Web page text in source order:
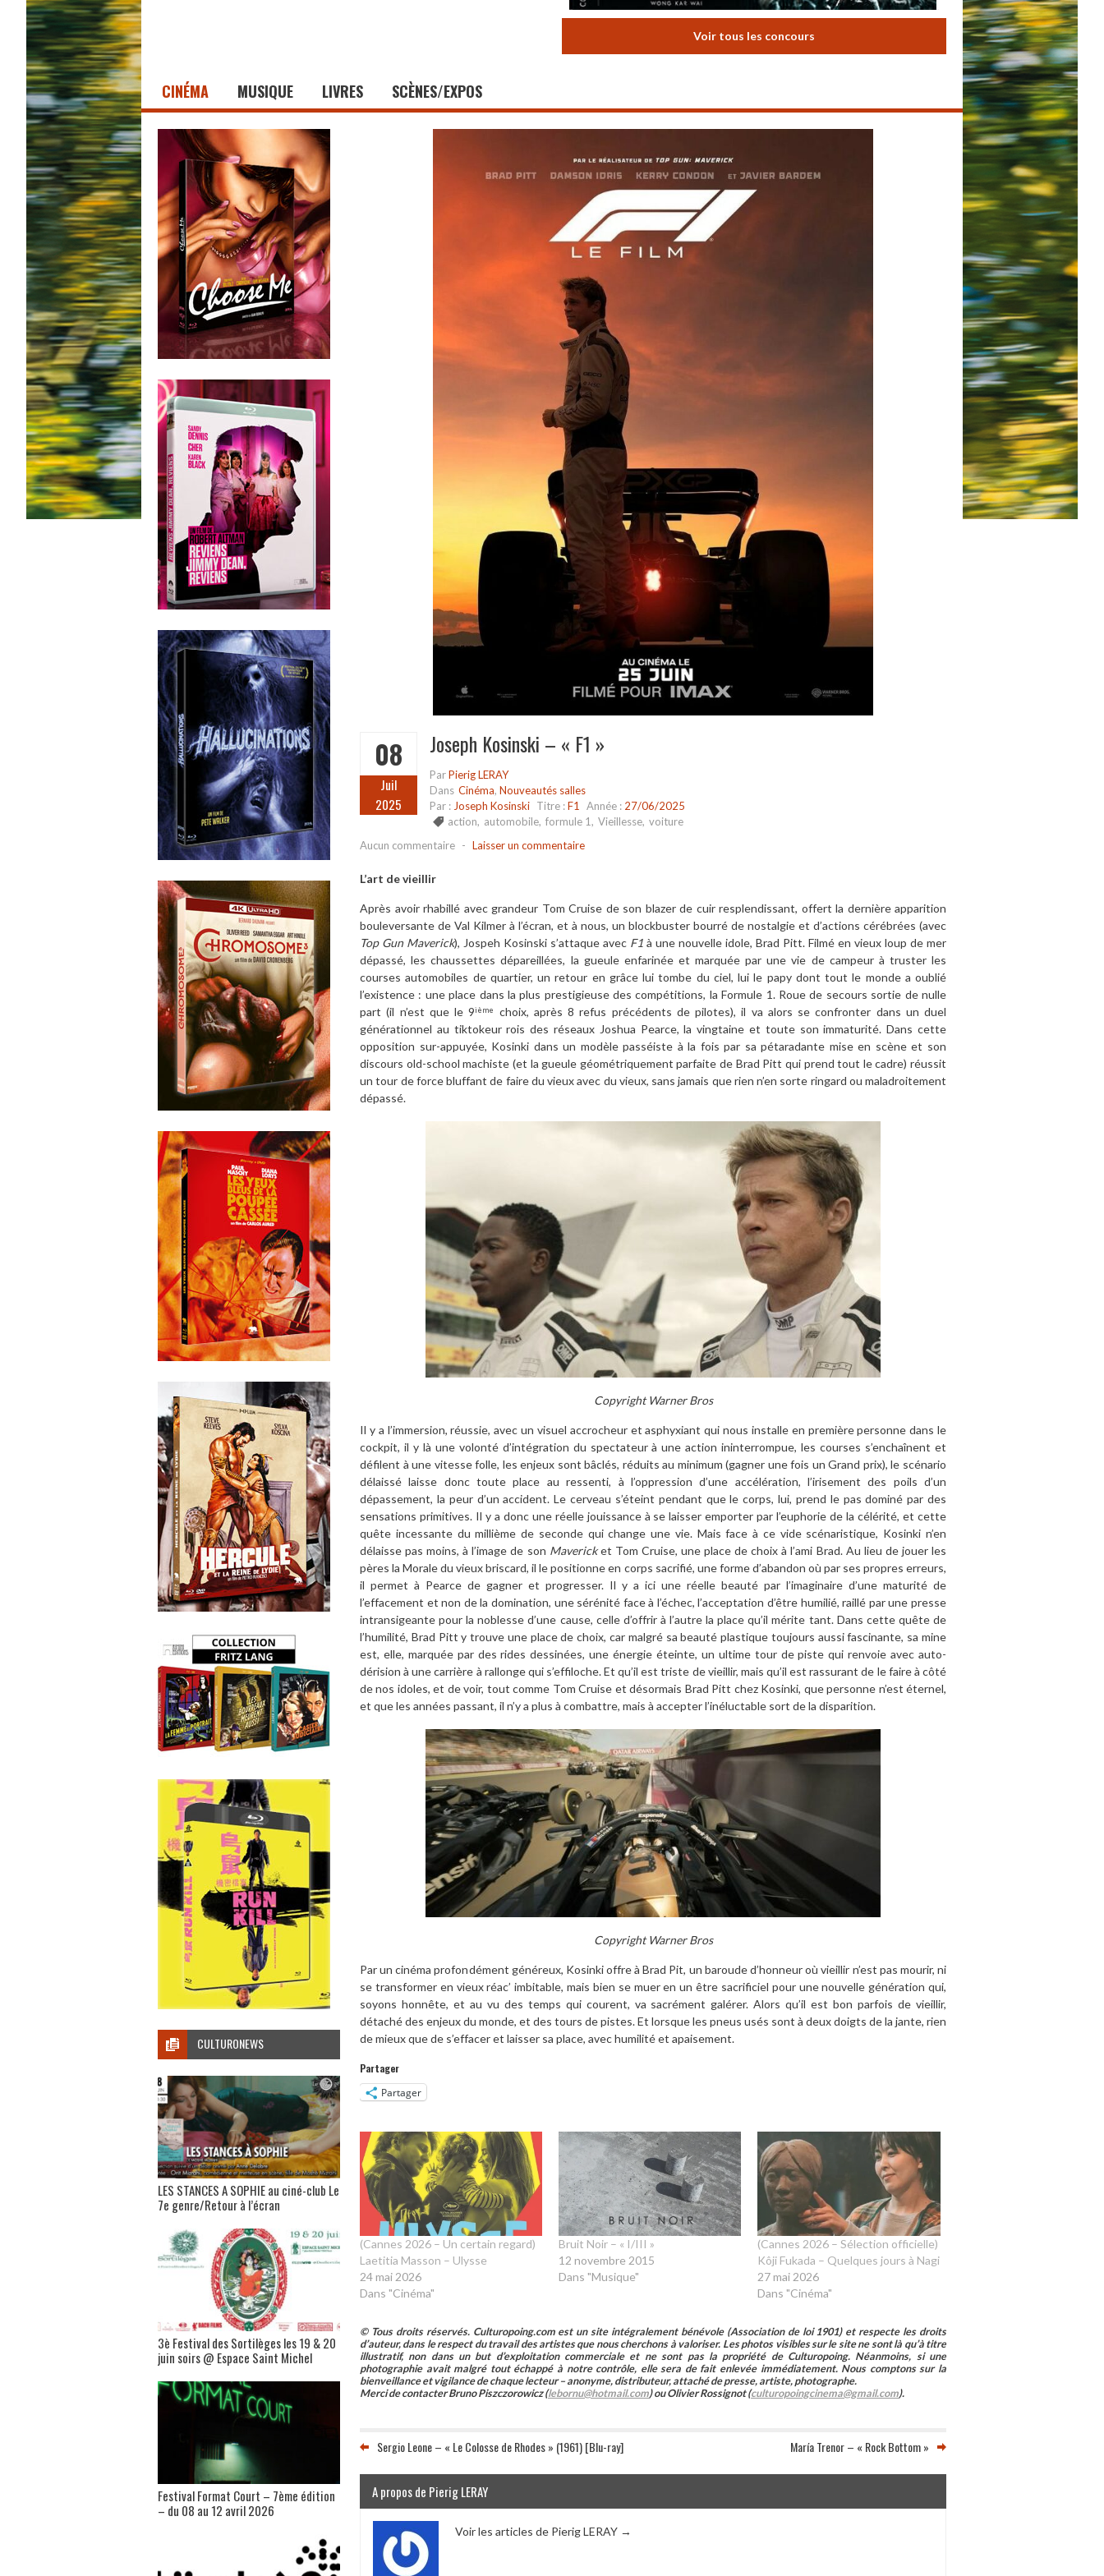
Voir tous les concours
CINÉMA MUSIQUE LIVRES SCÈNES/EXPOS
08
Juil
2025
Joseph Kosinski – « F1 »
ParPierig LERAY
Dans Cinéma, Nouveautés salles
Par : Joseph Kosinski Titre :F1 Année : 27/06/2025
action, automobile, formule 1, Vieillesse, voiture
Aucun commentaire - Laisser un commentaire
L’art de vieillir
Après avoir rhabillé avec grandeur Tom Cruise de son blazer de cuir resplendissant, offert la dernière apparition
bouleversante de Val Kilmer à l’écran, et à nous, un blockbuster bourré de nostalgie et d’actions cérébrées (avec
Top Gun Maverick), Jospeh Kosinski s’attaque avec F1 à une nouvelle idole, Brad Pitt. Filmé en vieux loup de mer
dépassé, les chaussettes dépareillées, la gueule enfarinée et marquée par une vie de campeur à truster les
courses automobiles de quartier, un retour en grâce lui tombe du ciel, lui le papy dont tout le monde a oublié
l’existence : une place dans la plus prestigieuse des compétitions, la Formule 1. Roue de secours sortie de nulle
part (il n’est que le 9ième
choix, après 8 refus précédents de pilotes), il va alors se confronter dans un duel
générationnel au tiktokeur rois des réseaux Joshua Pearce, la vingtaine et toute son immaturité. Dans cette
opposition sur-appuyée, Kosinki dans un modèle passéiste à la fois par sa pétaradante mise en scène et son
discours old-school machiste (et la gueule géométriquement parfaite de Brad Pitt qui prend tout le cadre) réussit
un tour de force bluffant de faire du vieux avec du vieux, sans jamais que rien n’en sorte ringard ou maladroitement
dépassé.
Copyright Warner Bros
Il y a l’immersion, réussie, avec un visuel accrocheur et asphyxiant qui nous installe en première personne dans le
cockpit, il y là une volonté d’intégration du spectateur à une action ininterrompue, les courses s’enchaînent et
défilent à une vitesse folle, les enjeux sont bâclés, réduits au minimum (gagner une fois un Grand prix), le scénario
délaissé laisse donc toute place au ressenti, à l’oppression d’une accélération, l’irisement des poils d’un
dépassement, la peur d’un accident. Le cerveau s’éteint pendant que le corps, lui, prend le pas dominé par des
sensations primitives. Il y a donc une réelle jouissance à se laisser emporter par l’euphorie de la célérité, et cette
quête incessante du millième de seconde qui change une vie. Mais face à ce vide scénaristique, Kosinki n’en
délaisse pas moins, à l’image de son Mavericket Tom Cruise, une place de choix à l’ami Brad. Au lieu de jouer les
pères la Morale du vieux briscard, il le positionne en corps sacrifié, une forme d’abandon où par ses propres erreurs,
il permet à Pearce de gagner et progresser. Il y a ici une réelle beauté par l’imaginaire d’une maturité de
l’effacement et non de la domination, une sérénité face à l’échec, l’acceptation d’être humilié, raillé par une presse
intransigeante pour la noblesse d’une cause, celle d’offrir à l’autre la place qu’il mérite tant. Dans cette quête de
l’humilité, Brad Pitt y trouve une place de choix, car malgré sa beauté plastique toujours aussi fascinante, sa mine
est, elle, marquée par des rides dessinées, une énergie éteinte, un ultime tour de piste qui renvoie avec auto-
dérision à une carrière à rallonge qui s’effiloche. Et qu’il est triste de vieillir, mais qu’il est rassurant de le faire à côté
de nos idoles, et de voir, tout comme Tom Cruise et désormais Brad Pitt chez Kosinki, que personne n’est éternel,
et que les années passant, il n’y a plus à combattre, mais à accepter l’inéluctable sort de la disparition.
Copyright Warner Bros
Par un cinéma profondément généreux, Kosinki offre à Brad Pit, un baroude d’honneur où vieillir n’est pas mourir, ni
se transformer en vieux réac’ imbitable, mais bien se muer en un être sacrificiel pour une nouvelle génération qui,
soyons honnête, et au vu des temps qui courent, va sacrément galérer. Alors qu’il est bon parfois de vieillir,
détaché des enjeux du monde, et des tours de pistes. Et lorsque les pneus usés sont à deux doigts de la jante, rien
de mieux que de s’effacer et laisser sa place, avec humilité et apaisement.
Partager
Partager
(Cannes 2026 – Un certain regard)
Laetitia Masson – Ulysse
24 mai 2026
Dans "Cinéma"
Bruit Noir – « I/III »
12 novembre 2015
Dans "Musique"
(Cannes 2026 – Sélection officielle)
Kôji Fukada – Quelques jours à Nagi
27 mai 2026
Dans "Cinéma"
© Tous droits réservés. Culturopoing.com est un site intégralement bénévole (Association de loi 1901) et respecte les droits
d’auteur, dans le respect du travail des artistes que nous cherchons à valoriser. Les photos visibles sur le site ne sont là qu’à titre
illustratif, non dans un but d’exploitation commerciale et ne sont pas la propriété de Culturopoing. Néanmoins, si une
photographie avait malgré tout échappé à notre contrôle, elle sera de fait enlevée immédiatement. Nous comptons sur la
bienveillance et vigilance de chaque lecteur – anonyme, distributeur, attaché de presse, artiste, photographe.
Merci de contacter Bruno Piszczorowicz (lebornu@hotmail.com) ou Olivier Rossignot (culturopoingcinema@gmail.com).
Sergio Leone – « Le Colosse de Rhodes » (1961) [Blu-ray] María Trenor – « Rock Bottom »
A propos de Pierig LERAY
Voir les articles de Pierig LERAY →
CULTURONEWS
LES STANCES A SOPHIE au ciné-club Le
7e genre/Retour à l’écran
3è Festival des Sortilèges les 19 & 20
juin soirs @ Espace Saint Michel
Festival Format Court – 7ème édition
– du 08 au 12 avril 2026